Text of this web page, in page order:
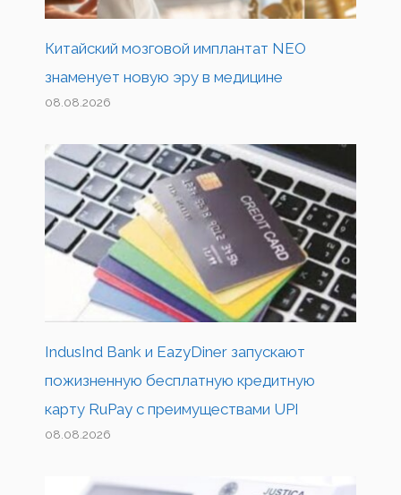
Китайский мозговой имплантат NEO
знаменует новую эру в медицине
08.08.2026
IndusInd Bank и EazyDiner запускают
пожизненную бесплатную кредитную
карту RuPay с преимуществами UPI
08.08.2026